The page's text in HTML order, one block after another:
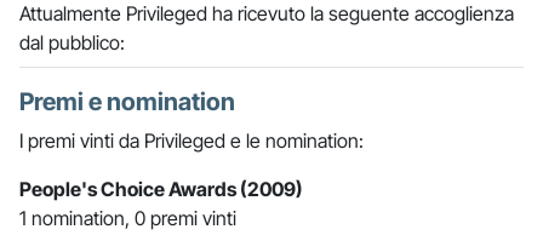
Attualmente Privileged ha ricevuto la seguente accoglienza
dal pubblico:
Premi e nomination
I premi vinti da Privileged e le nomination:
People's Choice Awards (2009)
1 nomination, 0 premi vinti